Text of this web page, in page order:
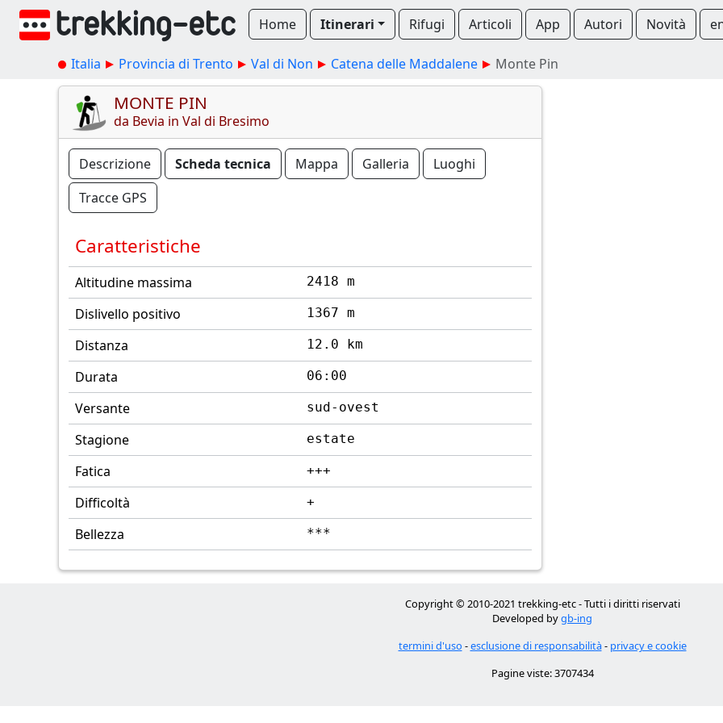
Home Itinerari Rifugi Articoli App Autori Novità
Italia Provincia di Trento Val di Non Catena delle Maddalene Monte Pin
MONTE PIN
da Bevia in Val di Bresimo
Descrizione Scheda tecnica Mappa Galleria
Luoghi
Tracce GPS
Caratteristiche
Altitudine massima 2418 m
Dislivello positivo 1367 m
Distanza 12.0 km
Durata 06:00
Versante sud-ovest
Stagione estate
Fatica +++
Difficoltà +
Bellezza ***
Copyright © 2010-2021 trekking-etc - Tutti i diritti riservati
Developed bygb-ing
termini d'uso -esclusione di responsabilità- privacy e cookie
Pagine viste: 3707434